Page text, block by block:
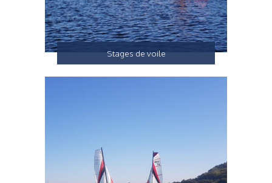
Stages de voile